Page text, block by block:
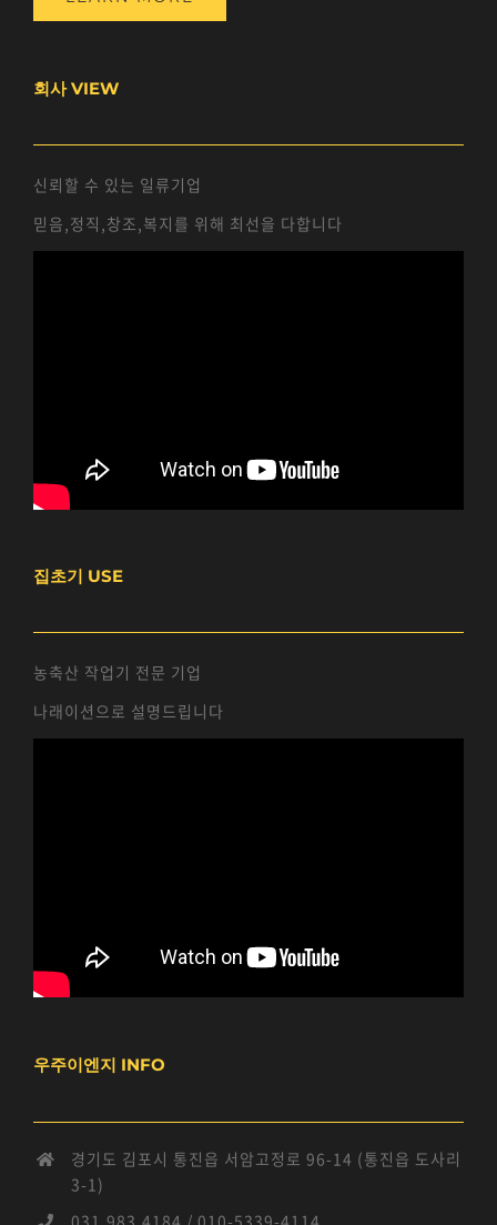
회사 VIEW
신뢰할 수 있는 일류기업
믿음,정직,창조,복지를 위해 최선을 다합니다
집초기 USE
농축산 작업기 전문 기업
나래이션으로 설명드립니다
우주이엔지 INFO
경기도 김포시 통진읍 서암고정로 96-14 (통진읍 도사리
3-1)